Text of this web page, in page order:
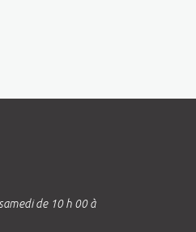
de 10 h 00 à